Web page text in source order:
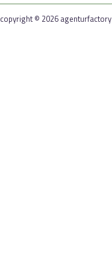
copyright © 2026 agenturfactory